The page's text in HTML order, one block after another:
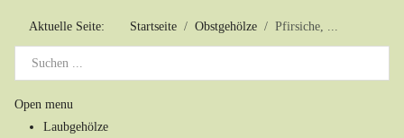
Aktuelle Seite: Startseite Obstgehölze Pfirsiche, ...
Open menu
Laubgehölze